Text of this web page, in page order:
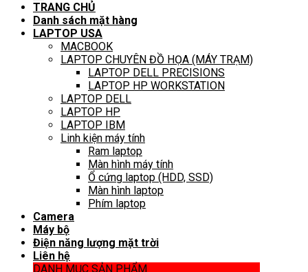
TRANG CHỦ
Danh sách mặt hàng
LAPTOP USA
MACBOOK
LAPTOP CHUYÊN ĐỒ HỌA (MÁY TRẠM)
LAPTOP DELL PRECISIONS
LAPTOP HP WORKSTATION
LAPTOP DELL
LAPTOP HP
LAPTOP IBM
Linh kiện máy tính
Ram laptop
Màn hình máy tính
Ổ cứng laptop (HDD, SSD)
Màn hình laptop
Phím laptop
Camera
Máy bộ
Điện năng lượng mặt trời
Liên hệ
DANH MỤC SẢN PHẨM